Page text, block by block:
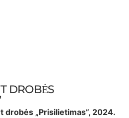
DROBĖS
drobės „Prisilietimas”, 2024.